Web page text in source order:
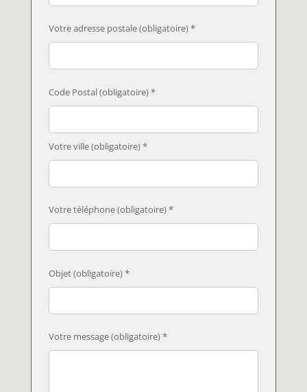
Votre adresse postale (obligatoire) *
Code Postal (obligatoire) *
Votre ville (obligatoire) *
Votre téléphone (obligatoire) *
Objet (obligatoire) *
Votre message (obligatoire) *